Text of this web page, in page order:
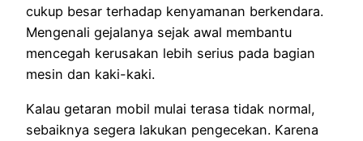
cukup besar terhadap kenyamanan berkendara.
Mengenali gejalanya sejak awal membantu
mencegah kerusakan lebih serius pada bagian
mesin dan kaki-kaki.
Kalau getaran mobil mulai terasa tidak normal,
sebaiknya segera lakukan pengecekan. Karena